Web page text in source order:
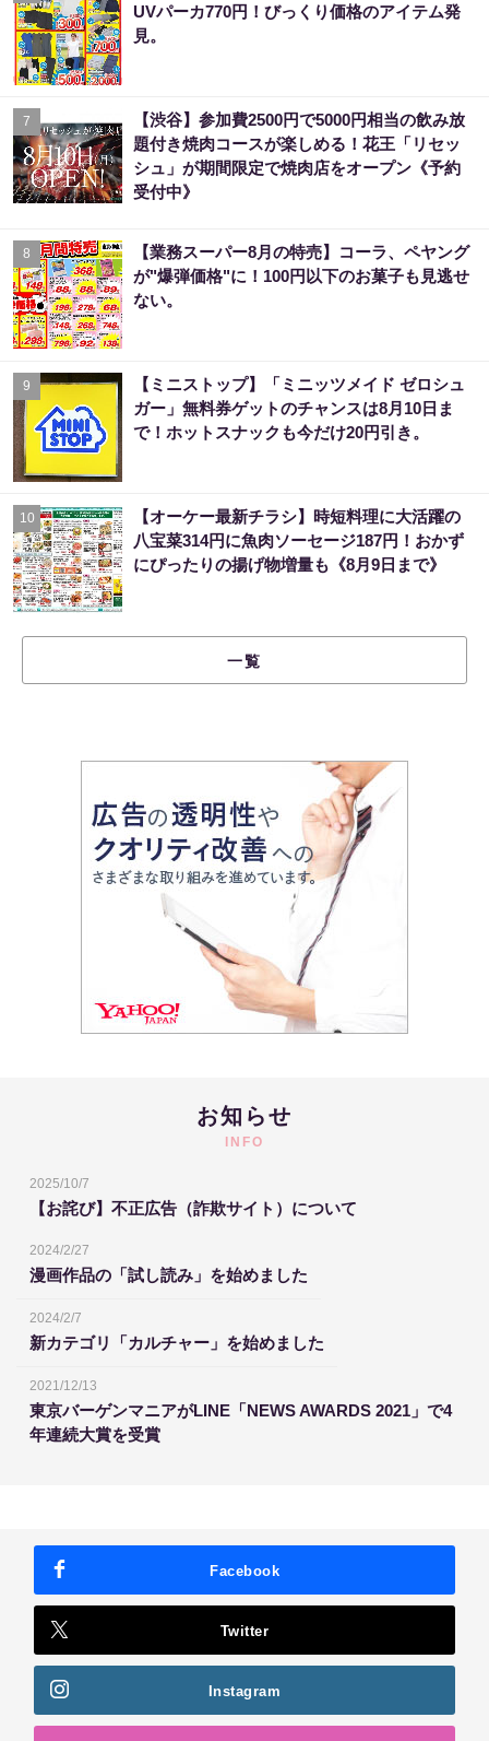
UVパーカ770円！びっくり価格のアイテム発
見。
7
【渋谷】参加費2500円で5000円相当の飲み放
題付き焼肉コースが楽しめる！花王「リセッ
シュ」が期間限定で焼肉店をオープン《予約
受付中》
8
【業務スーパー8月の特売】コーラ、ペヤング
が"爆弾価格"に！100円以下のお菓子も見逃せ
ない。
9
【ミニストップ】「ミニッツメイド ゼロシュ
ガー」無料券ゲットのチャンスは8月10日ま
で！ホットスナックも今だけ20円引き。
10
【オーケー最新チラシ】時短料理に大活躍の
八宝菜314円に魚肉ソーセージ187円！おかず
にぴったりの揚げ物増量も《8月9日まで》
一覧
お知らせ
INFO
2025/10/7
【お詫び】不正広告（詐欺サイト）について
2024/2/27
漫画作品の「試し読み」を始めました
2024/2/7
新カテゴリ「カルチャー」を始めました
2021/12/13
東京バーゲンマニアがLINE「NEWS AWARDS 2021」で4
年連続大賞を受賞
Facebook
Twitter
Instagram